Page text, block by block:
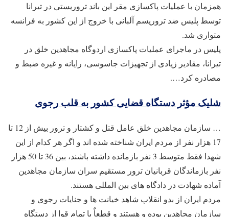
همزمان با عملیات پاکسازی مقر این باند تروریستی در تیرانا
توسط پلیس ضد تروریسم آلبانی با خروج از این کشور به فرانسه
متواری شد.
پلیس در ماجرای عملیات پاکسازی اردوگاه مجاهدین خلق در
تیرانا، مقادیر زیادی از تجهیزات جاسوسی، رایانه و غیره ضبط و
مصادره کرد….
شلیک مؤثر دستگاه قضایی کشور به قلب رجوی
… سازمان مجاهدین خلق عامل قتل و کشتار و ترور بیش از 12 تا
17 هزار نفر از مردم ایران شناخته شده اند و اگر هر کدام از این
شهدا فقط متوسط 3 نفر بازمانده داشته باشند، بین 36 تا 50 هزار
نفر بازماندگان قربانیان ترور مستقیم سران سازمان مجاهدین
آماده شهادت در دادگاه های بین المللی هستند.
مردم ایران از بدو انقلاب شاهد خیانت ها و جنایات رجوی و
سازمان مجاهدین بوده و هستند و قطعاٌ با تمام قوا از دستگاه